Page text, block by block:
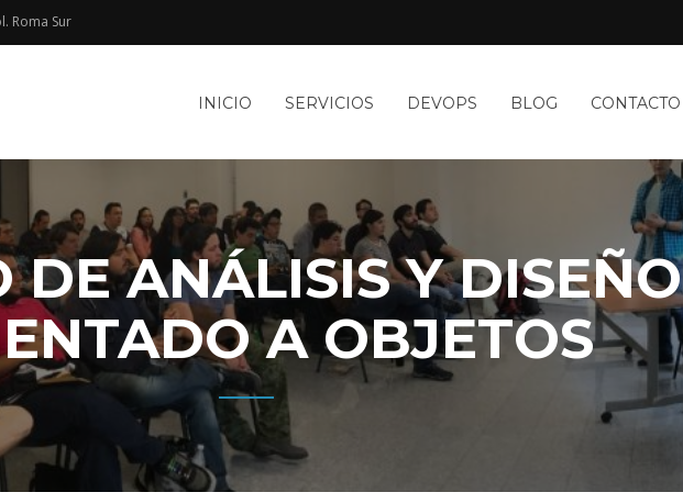
Roma Sur​
INICIO SERVICIOS DEVOPS BLOG CONTACTO
DE ANÁLISIS Y DISEÑO
A OBJETOS